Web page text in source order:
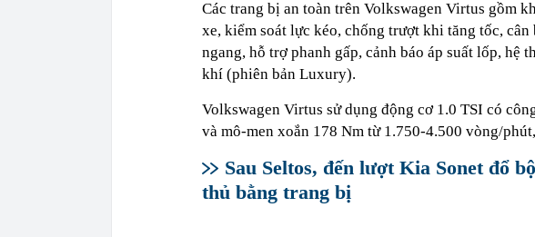
Các trang bị an toàn trên Volkswagen Virtus gồm
xe, kiểm soát lực kéo, chống trượt khi tăng tốc,
ngang, hỗ trợ phanh gấp, cảnh báo áp suất lốp, hệ
khí (phiên bản Luxury).
Volkswagen Virtus sử dụng động cơ 1.0 TSI có
và mô-men xoắn 178 Nm từ 1.750-4.500 vòng/
Sau Seltos, đến lượt Kia Sonet đổ
thủ bằng trang bị